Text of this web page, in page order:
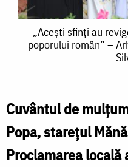
„Acești
sfinți
duhovnicește
credința
poporului
„Acești sfinți au
poporului român” –
Cuvântul de
Popa, starețul
Proclamarea